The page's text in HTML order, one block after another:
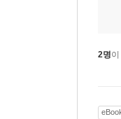
누구나
한 편
2명